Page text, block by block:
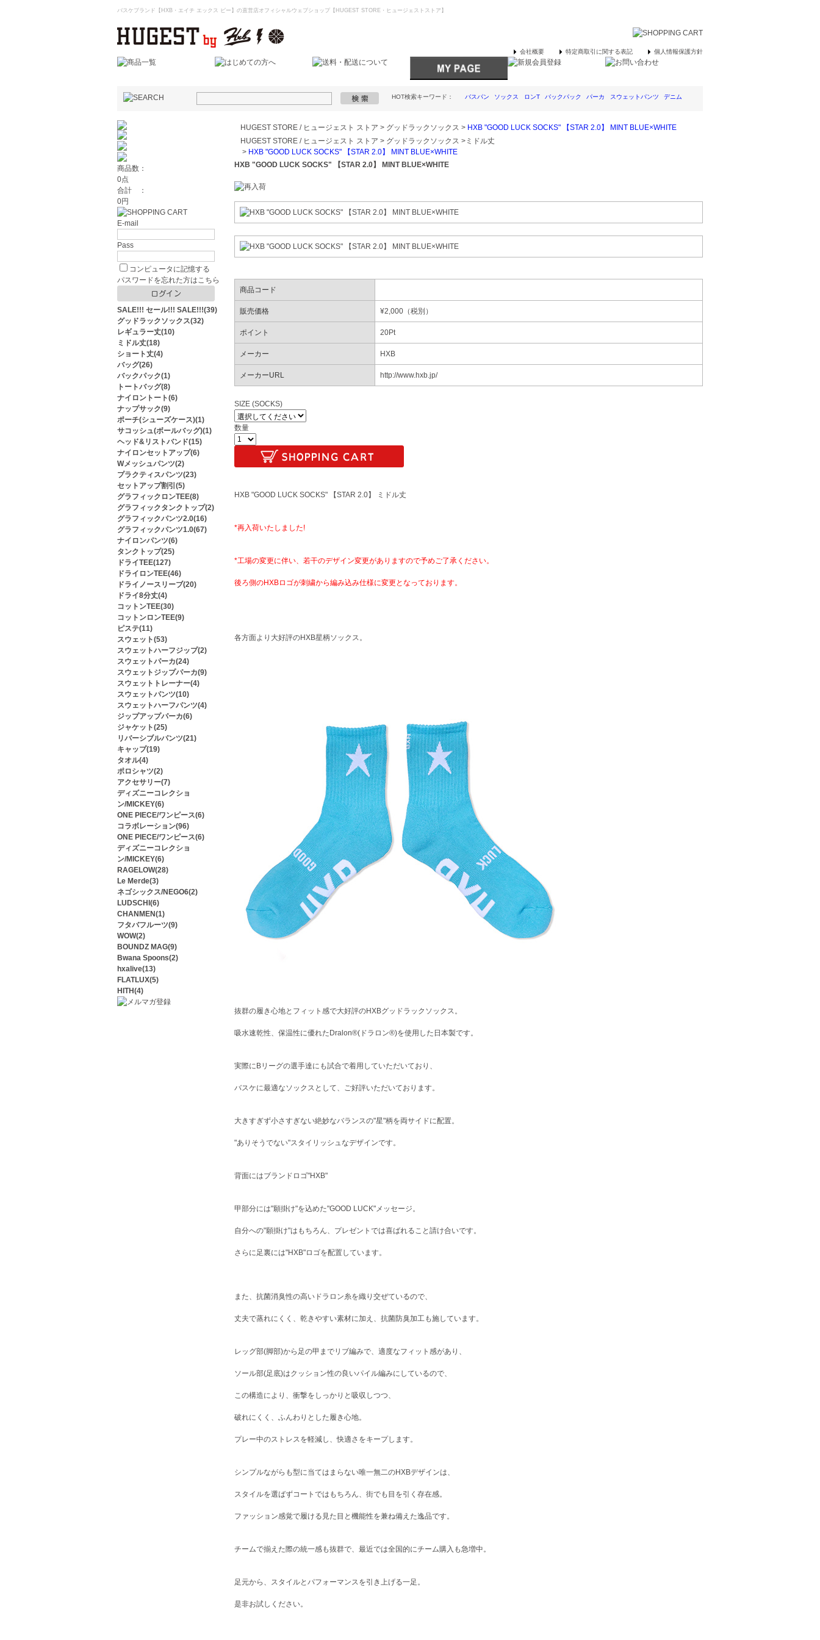
バスケブランド【HXB・エイチ エックス ビー】の直営店オフィシャルウェブショップ【HUGEST STORE・ヒュージェストストア】
会社概要 特定商取引に関する表記 個人情報保護方針
HOT検索キーワード： バスパン ソックス ロンT バックパック パーカ スウェットパンツ デニム
HUGEST STORE / ヒュージェスト ストア > グッドラックソックス > HXB "GOOD LUCK SOCKS" 【STAR 2.0】 MINT BLUE×WHITE
HUGEST STORE / ヒュージェスト ストア > グッドラックソックス > ミドル丈
> HXB "GOOD LUCK SOCKS" 【STAR 2.0】 MINT BLUE×WHITE
HXB "GOOD LUCK SOCKS" 【STAR 2.0】 MINT BLUE×WHITE
商品コード
販売価格 ¥2,000 （税別）
ポイント 20Pt
メーカー HXB
メーカーURL http://www.hxb.jp/
SIZE (SOCKS)
数量
HXB "GOOD LUCK SOCKS" 【STAR 2.0】 ミドル丈
*再入荷いたしました!
*工場の変更に伴い、若干のデザイン変更がありますので予めご了承ください。
後ろ側のHXBロゴが刺繍から編み込み仕様に変更となっております。
各方面より大好評のHXB星柄ソックス。
抜群の履き心地とフィット感で大好評のHXBグッドラックソックス。
吸水速乾性、保温性に優れたDralon®(ドラロン®)を使用した日本製です。
実際にBリーグの選手達にも試合で着用していただいており、
バスケに最適なソックスとして、ご好評いただいております。
大きすぎず小さすぎない絶妙なバランスの"星"柄を両サイドに配置。
"ありそうでない"スタイリッシュなデザインです。
背面にはブランドロゴ"HXB"
甲部分には"願掛け"を込めた"GOOD LUCK"メッセージ。
自分への"願掛け"はもちろん、プレゼントでは喜ばれること請け合いです。
さらに足裏には"HXB"ロゴを配置しています。
また、抗菌消臭性の高いドラロン糸を織り交ぜているので、
丈夫で蒸れにくく、乾きやすい素材に加え、抗菌防臭加工も施しています。
レッグ部(脚部)から足の甲までリブ編みで、適度なフィット感があり、
ソール部(足底)はクッション性の良いパイル編みにしているので、
この構造により、衝撃をしっかりと吸収しつつ、
破れにくく、ふんわりとした履き心地。
プレー中のストレスを軽減し、快適さをキープします。
シンプルながらも型に当てはまらない唯一無二のHXBデザインは、
スタイルを選ばずコートではもちろん、街でも目を引く存在感。
ファッション感覚で履ける見た目と機能性を兼ね備えた逸品です。
チームで揃えた際の統一感も抜群で、最近では全国的にチーム購入も急増中。
足元から、スタイルとパフォーマンスを引き上げる一足。
是非お試しください。
商品数：
0点
合計 ：
0円
E-mail
Pass
コンピュータに記憶する
パスワードを忘れた方はこちら
SALE!!! セール!!! SALE!!!(39)
グッドラックソックス(32)
レギュラー丈(10)
ミドル丈(18)
ショート丈(4)
バッグ(26)
バックパック(1)
トートバッグ(8)
ナイロントート(6)
ナップサック(9)
ポーチ(シューズケース)(1)
サコッシュ(ボールバッグ)(1)
ヘッド&リストバンド(15)
ナイロンセットアップ(6)
Wメッシュパンツ(2)
プラクティスパンツ(23)
セットアップ割引(5)
グラフィックロンTEE(8)
グラフィックタンクトップ(2)
グラフィックパンツ2.0(16)
グラフィックパンツ1.0(67)
ナイロンパンツ(6)
タンクトップ(25)
ドライTEE(127)
ドライロンTEE(46)
ドライノースリーブ(20)
ドライ8分丈(4)
コットンTEE(30)
コットンロンTEE(9)
ピステ(11)
スウェット(53)
スウェットハーフジップ(2)
スウェットパーカ(24)
スウェットジップパーカ(9)
スウェットトレーナー(4)
スウェットパンツ(10)
スウェットハーフパンツ(4)
ジップアップパーカ(6)
ジャケット(25)
リバーシブルパンツ(21)
キャップ(19)
タオル(4)
ポロシャツ(2)
アクセサリー(7)
ディズニーコレクショ
ン/MICKEY(6)
ONE PIECE/ワンピース(6)
コラボレーション(96)
ONE PIECE/ワンピース(6)
ディズニーコレクショ
ン/MICKEY(6)
RAGELOW(28)
Le Merde(3)
ネゴシックス/NEGO6(2)
LUDSCHI(6)
CHANMEN(1)
フタバフルーツ(9)
WOW(2)
BOUNDZ MAG(9)
Bwana Spoons(2)
hxalive(13)
FLATLUX(5)
HITH(4)